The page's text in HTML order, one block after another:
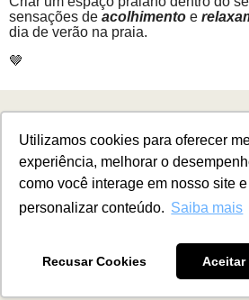
Utilizamos cookies para oferecer
experiência, melhorar o
como você interage em nosso site e
personalizar conteúdo. Saiba mais
Recusar Cookies Aceitar
sensações de acolhimento e
dia de verão na praia.
🤎
REVENDERSACCONTATO
CENTRAL DE SOLUÇÕES